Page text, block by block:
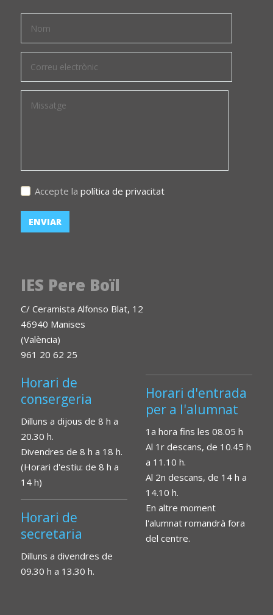
Accepte la política de privacitat
IES Pere Boïl
C/ Ceramista Alfonso Blat, 12
46940 Manises
(València)
961 20 62 25
Horari de
consergeria
Dilluns a dijous de 8 h a
20.30 h.
Divendres de 8 h a 18 h.
(Horari d'estiu: de 8 h a
14 h)
Horari de
secretaria
Dilluns a divendres de
09.30 h a 13.30 h.
Horari d'entrada
per a l'alumnat
1a hora fins les 08.05 h
Al 1r descans, de 10.45 h
a 11.10 h.
Al 2n descans, de 14 h a
14.10 h.
En altre moment
l'alumnat romandrà fora
del centre.